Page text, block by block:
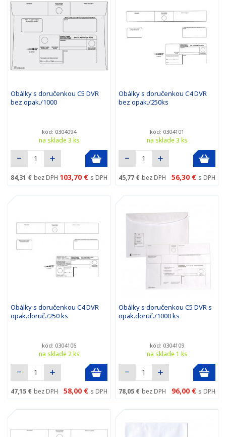
Obálky s doručenkou C5 DVR
bez opak./1000
kód: 0304094
na sklade 3 ks
84,31 € bez DPH 103,70 € s DPH
Obálky s doručenkou C4 DVR
bez opak./250ks
kód: 0304101
na sklade 3 ks
45,77 € bez DPH 56,30 € s DPH
Obálky s doručenkou C4 DVR
opak.doruč./250 ks
kód: 0304106
na sklade 2 ks
47,15 € bez DPH 58,00 € s DPH
Obálky s doručenkou C5 DVR s
opak.doruč./1000 ks
kód: 0304109
na sklade 1 ks
78,05 € bez DPH 96,00 € s DPH